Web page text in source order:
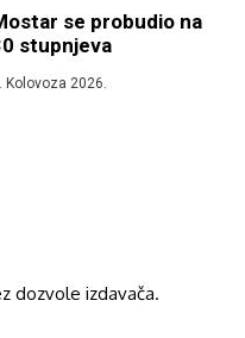
se probudio na
stupnjeva
Kolovoza 2026.
dozvole izdavača.